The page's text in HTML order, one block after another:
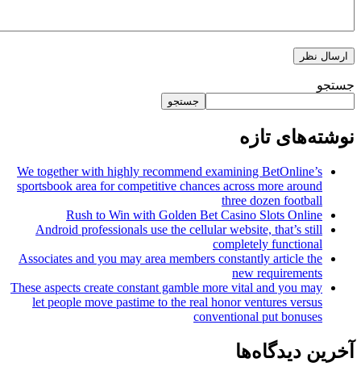
تازه
We together with highly recommend examining
sportsbook area for competitive chances across more
three dozen
Rush to Win with Golden Bet Casino Slots
Android professionals use the cellular website, that’s
completely
Associates and you may area members constantly article
new
These aspects create constant gamble more vital and you
let people move pastime to the real honor ventures
conventional put
دیدگاه‌ها